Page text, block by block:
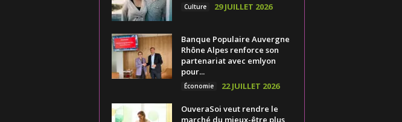
Culture 29 JUILLET 2026
Banque Populaire Auvergne
Rhône Alpes renforce son
partenariat avec emlyon
pour...
Économie 22 JUILLET 2026
OuveraSoi veut rendre le
marché du mieux-être plus